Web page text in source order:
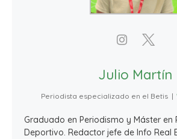
Julio Martín
Periodista especializado en el Betis |
Graduado en Periodismo y Máster en
Deportivo. Redactor jefe de Info Real